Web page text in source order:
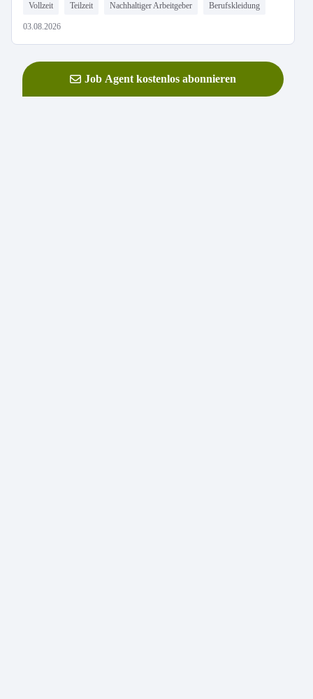
Vollzeit Teilzeit Nachhaltiger Arbeitgeber Berufskleidung
03.08.2026
Job Agent kostenlos abonnieren